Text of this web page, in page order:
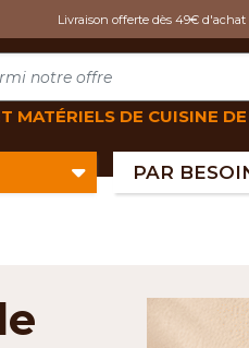
Livraison offerte dès 49€ d'achat
MATÉRIELS DE CUISINE
PAR